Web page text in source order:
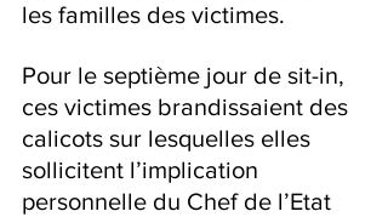
les familles des victimes.
Pour le septième jour de sit-in,
ces victimes brandissaient des
calicots sur lesquelles elles
sollicitent l’implication
personnelle du Chef de l’Etat